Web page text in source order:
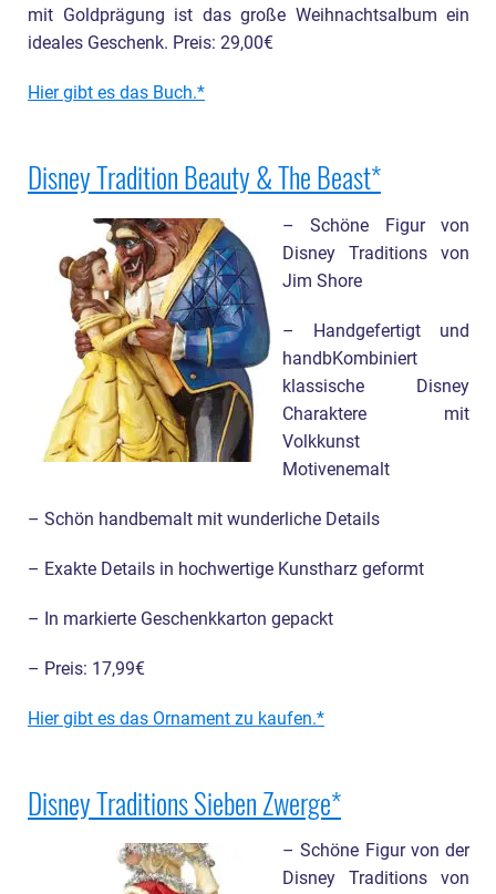
mit Goldprägung ist das große Weihnachtsalbum ein
ideales Geschenk. Preis: 29,00€
Hier gibt es das Buch.
Disney Tradition Beauty & The Beast
– Schöne Figur von
Disney Traditions von
Jim Shore
– Handgefertigt und
handbKombiniert
klassische Disney
Charaktere mit
Volkkunst
Motivenemalt
– Schön handbemalt mit wunderliche Details
– Exakte Details in hochwertige Kunstharz geformt
– In markierte Geschenkkarton gepackt
– Preis: 17,99€
Hier gibt es das Ornament zu kaufen.
Disney Traditions Sieben Zwerge
– Schöne Figur von der
Disney Traditions von